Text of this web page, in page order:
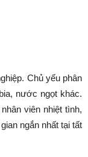
Chủ yếu phân
nước ngọt khác.
viên nhiệt tình,
ngắn nhất tại tất